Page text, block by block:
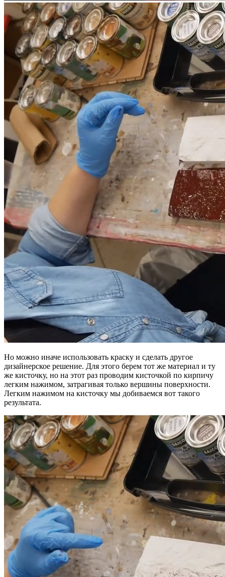
Но можно иначе использовать краску и сделать другое
дизайнерское решение. Для этого берем тот же материал и ту
же кисточку, но на этот раз проводим кисточкой по кирпичу
легким нажимом, затрагивая только вершины поверхности.
Легким нажимом на кисточку мы добиваемся вот такого
результата.